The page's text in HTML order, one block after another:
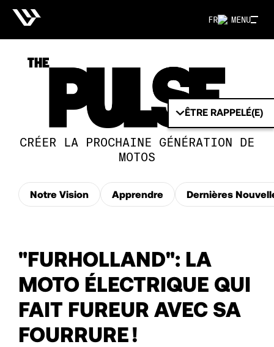
MENU
FR
ÊTRE RAPPELÉ(E)
CRÉER LA PROCHAINE GÉNÉRATION DE
MOTOS
Notre Vision Apprendre Dernières
"FURHOLLAND": LA
MOTO ÉLECTRIQUE QUI
FAIT FUREUR AVEC SA
FOURRURE !